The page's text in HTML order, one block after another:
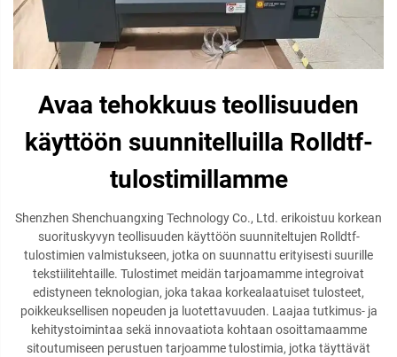
Avaa tehokkuus teollisuuden
käyttöön suunnitelluilla Rolldtf-
tulostimillamme
Shenzhen Shenchuangxing Technology Co., Ltd. erikoistuu korkean
suorituskyvyn teollisuuden käyttöön suunniteltujen Rolldtf-
tulostimien valmistukseen, jotka on suunnattu erityisesti suurille
tekstiilitehtaille. Tulostimet meidän tarjoamamme integroivat
edistyneen teknologian, joka takaa korkealaatuiset tulosteet,
poikkeuksellisen nopeuden ja luotettavuuden. Laajaa tutkimus- ja
kehitystoimintaa sekä innovaatiota kohtaan osoittamaamme
sitoutumiseen perustuen tarjoamme tulostimia, jotka täyttävät